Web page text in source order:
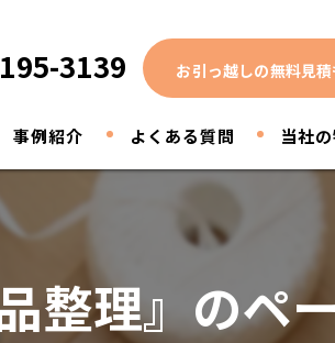
3139 お引っ越しの無料見
事例紹介 よくある質問 当社
家具
引っ越し
整理』のペ